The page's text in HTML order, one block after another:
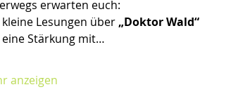
erwarten euch:
kleine Lesungen über „Doktor Wald“
eine Stärkung mit…
anzeigen